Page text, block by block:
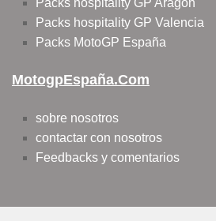
Packs hospitality GP Aragon
Packs hospitality GP Valencia
Packs MotoGP España
MotogpEspaña.com
sobre nosotros
contactar con nosotros
Feedbacks y comentarios